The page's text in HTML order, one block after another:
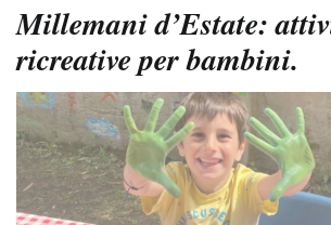
Millemani d’Estate:
ricreative per bambini.